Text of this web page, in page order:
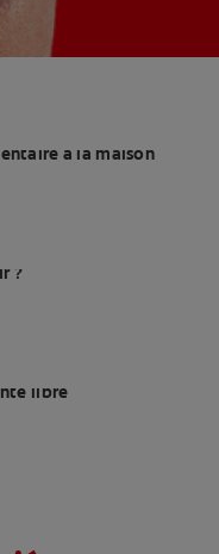
à la maison
?
libre